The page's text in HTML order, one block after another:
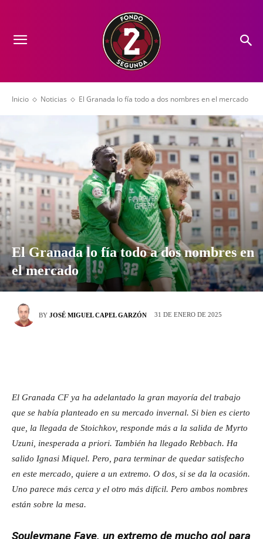
Inicio Noticias El Granada lo fía todo a dos nombres en el mercado
El Granada lo fía todo a dos nombres en
el mercado
BY JOSÉ MIGUEL CAPEL GARZÓN 31 DE ENERO DE 2025
El Granada CF ya ha adelantado la gran mayoría del trabajo
que se había planteado en su mercado invernal. Si bien es cierto
que, la llegada de Stoichkov, responde más a la salida de Myrto
Uzuni, inesperada a priori. También ha llegado Rebbach. Ha
salido Ignasi Miquel. Pero, para terminar de quedar satisfecho
en este mercado, quiere a un extremo. O dos, si se da la ocasión.
Uno parece más cerca y el otro más difícil. Pero ambos nombres
están sobre la mesa.
Souleymane Faye, un extremo de mucho gol para